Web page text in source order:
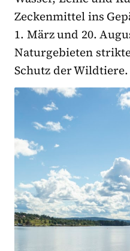
Zeckenmittel ins
1. März und 20.
Naturgebieten
Schutz der Wildtiere.